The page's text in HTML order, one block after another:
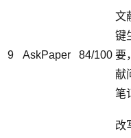
9 AskPaper 84/100
文
键
要
献
笔
改